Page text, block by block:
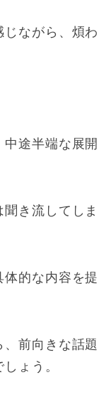
ながら、煩わ
途半端な展開
き流してしま
体的な内容を提
前向きな話題
ょう。